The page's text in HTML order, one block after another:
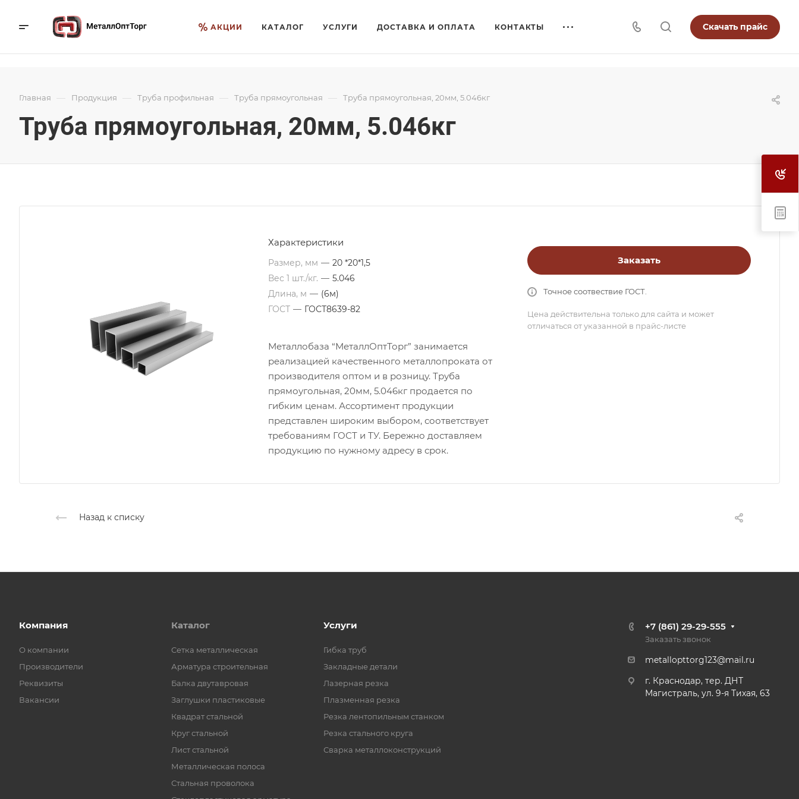
АКЦИИ КАТАЛОГ УСЛУГИ ДОСТАВКА И ОПЛАТА КОНТАКТЫ Скачать прайс
Главная — Продукция — Труба профильная — Труба прямоугольная — Труба прямоугольная, 20мм, 5.046кг
Труба прямоугольная, 20мм, 5.046кг
Характеристики
Размер, мм — 20 *20*1,5
Вес 1 шт./кг. — 5.046
Длина, м — (6м)
ГОСТ — ГОСТ8639-82
Металлобаза “МеталлОптТорг” занимается
реализацией качественного металлопроката от
производителя оптом и в розницу. Труба
прямоугольная, 20мм, 5.046кг продается по
гибким ценам. Ассортимент продукции
представлен широким выбором, соответствует
требованиям ГОСТ и ТУ. Бережно доставляем
продукцию по нужному адресу в срок.
Заказать
Точное соотвествие ГОСТ.
Цена действительна только для сайта и может
отличаться от указанной в прайс-листе
Назад к списку
Компания
О компании
Производители
Реквизиты
Вакансии
Каталог
Cетка металлическая
Арматура строительная
Балка двутавровая
Заглушки пластиковые
Квадрат стальной
Круг стальной
Лист стальной
Металлическая полоса
Стальная проволока
Услуги
Гибка труб
Закладные детали
Лазерная резка
Плазменная резка
Резка лентопильным станком
Резка стального круга
Сварка металлоконструкций
+7 (861) 29-29-555
Заказать звонок
metallopttorg123@mail.ru
г. Краснодар, тер. ДНТ
Магистраль, ул. 9-я Тихая, 63